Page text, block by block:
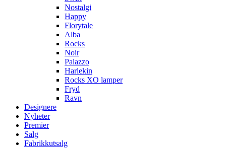
Nostalgi
Happy
Florytale
Alba
Rocks
Noir
Palazzo
Harlekin
Rocks XO lamper
Fryd
Ravn
Designere
Nyheter
Premier
Salg
Fabrikkutsalg